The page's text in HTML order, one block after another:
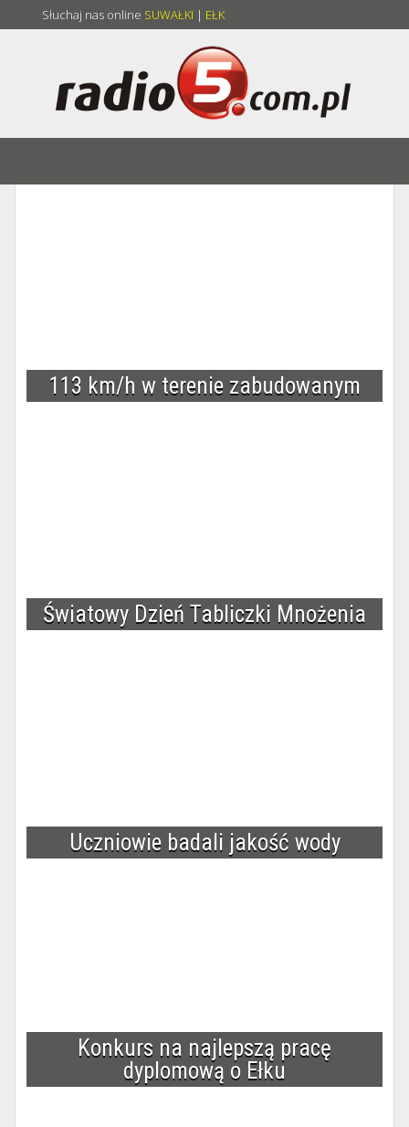
Słuchaj nas online SUWAŁKI | EŁK
113 km/h w terenie zabudowanym
Światowy Dzień Tabliczki Mnożenia
Uczniowie badali jakość wody
Konkurs na najlepszą pracę
dyplomową o Ełku